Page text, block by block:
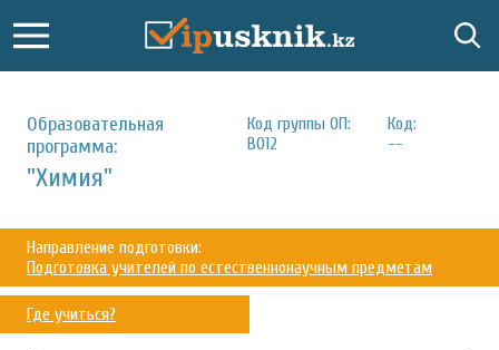
Образовательная
программа:
Код группы ОП:
В012
Код:
--
"Химия"
Направление подготовки:
Подготовка учителей по естественнонаучным предметам
Где учиться?